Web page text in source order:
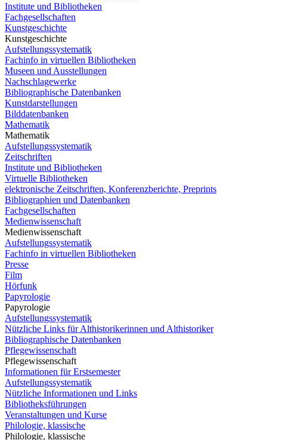
Institute und Bibliotheken
Fachgesellschaften
Kunstgeschichte
Kunstgeschichte
Aufstellungssystematik
Fachinfo in virtuellen Bibliotheken
Museen und Ausstellungen
Nachschlagewerke
Bibliographische Datenbanken
Kunstdarstellungen
Bilddatenbanken
Mathematik
Mathematik
Aufstellungssystematik
Zeitschriften
Institute und Bibliotheken
Virtuelle Bibliotheken
elektronische Zeitschriften, Konferenzberichte, Preprints
Bibliographien und Datenbanken
Fachgesellschaften
Medienwissenschaft
Medienwissenschaft
Aufstellungssystematik
Fachinfo in virtuellen Bibliotheken
Presse
Film
Hörfunk
Papyrologie
Papyrologie
Aufstellungssystematik
Nützliche Links für Althistorikerinnen und Althistoriker
Bibliographische Datenbanken
Pflegewissenschaft
Pflegewissenschaft
Informationen für Erstsemester
Aufstellungssystematik
Nützliche Informationen und Links
Bibliotheksführungen
Veranstaltungen und Kurse
Philologie, klassische
Philologie, klassische